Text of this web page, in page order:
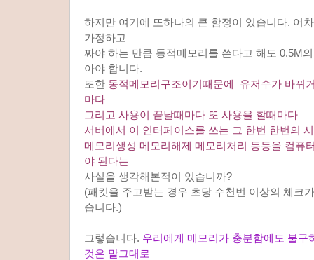
하지만 여기에 또하나의 큰 함정이 있습니다. 어
가정하고
짜야 하는 만큼 동적메모리를 쓴다고 해도 0.5M
아야 합니다.
또한 동적메모리구조이기때문에 유저수가 바뀌
마다
그리고 사용이 끝날때마다 또 사용을 할때마다
서버에서 이 인터페이스를 쓰는 그 한번 한번의
메모리생성 메모리해제 메모리처리 등등을 컴퓨
야 된다는
사실을 생각해본적이 있습니까?
(패킷을 주고받는 경우 초당 수천번 이상의 체크
습니다.)
그렇습니다. 우리에게 메모리가 충분함에도 불구
것은 말그대로